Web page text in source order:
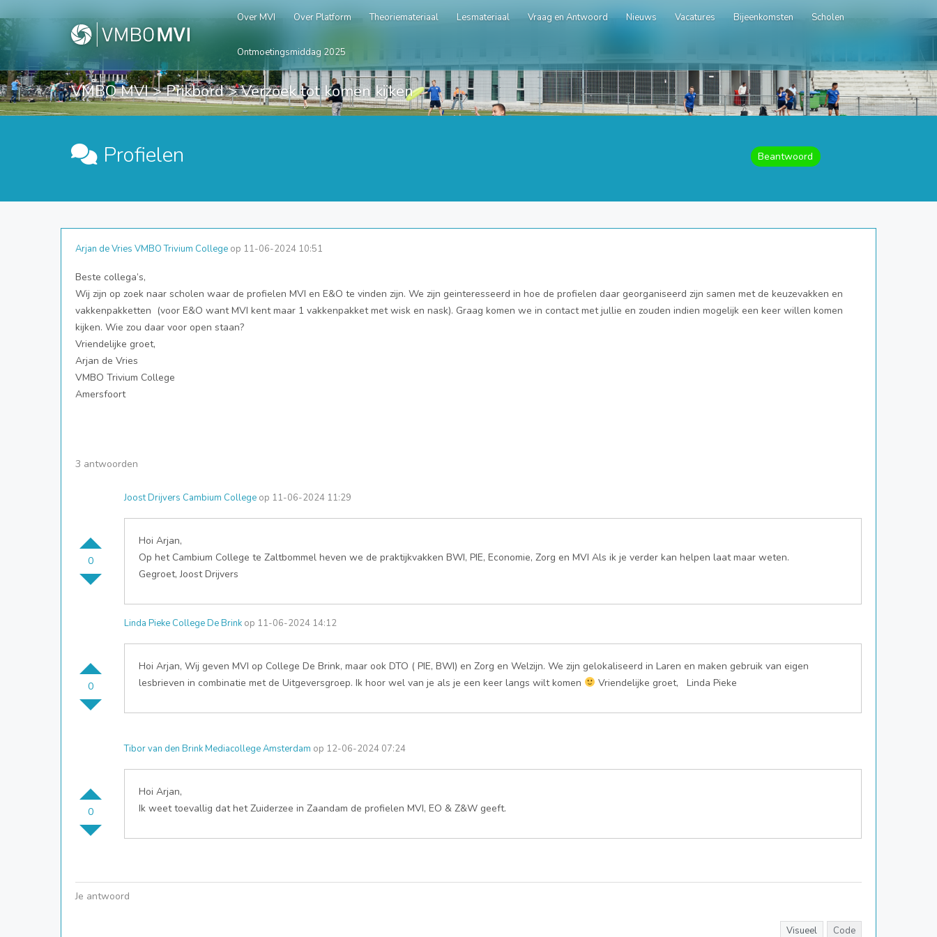
Over MVI Over Platform Theoriemateriaal Lesmateriaal Vraag en Antwoord Nieuws Vacatures Bijeenkomsten Scholen
Ontmoetingsmiddag 2025
VMBO MVI>Prikbord> Verzoek tot komen kijken
Profielen Beantwoord
Arjan de Vries VMBO Trivium College op 11-06-2024 10:51
Beste collega’s,
Wij zijn op zoek naar scholen waar de profielen MVI en E&O te vinden zijn. We zijn geinteresseerd in hoe de profielen daar georganiseerd zijn samen met de keuzevakken en
vakkenpakketten (voor E&O want MVI kent maar 1 vakkenpakket met wisk en nask). Graag komen we in contact met jullie en zouden indien mogelijk een keer willen komen
kijken. Wie zou daar voor open staan?
Vriendelijke groet,
Arjan de Vries
VMBO Trivium College
Amersfoort
3 antwoorden
0
Joost Drijvers Cambium College op 11-06-2024 11:29
Hoi Arjan,
Op het Cambium College te Zaltbommel heven we de praktijkvakken BWI, PIE, Economie, Zorg en MVI Als ik je verder kan helpen laat maar weten.
Gegroet, Joost Drijvers
0
Linda Pieke College De Brink op 11-06-2024 14:12
Hoi Arjan, Wij geven MVI op College De Brink, maar ook DTO ( PIE, BWI) en Zorg en Welzijn. We zijn gelokaliseerd in Laren en maken gebruik van eigen
lesbrieven in combinatie met de Uitgeversgroep. Ik hoor wel van je als je een keer langs wilt komen
Vriendelijke groet, Linda Pieke
0
Tibor van den Brink Mediacollege Amsterdam op 12-06-2024 07:24
Hoi Arjan,
Ik weet toevallig dat het Zuiderzee in Zaandam de profielen MVI, EO & Z&W geeft.
Je antwoord
Visueel Code